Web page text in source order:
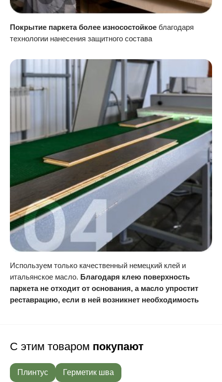
Покрытие паркета более износостойкое благодаря
технологии нанесения защитного состава
Используем только качественный немецкий клей и
итальянское масло. Благодаря клею поверхность
паркета не отходит от основания, а масло упростит
реставрацию, если в ней возникнет необходимость
С этим товаром покупают
Плинтус Герметик шва